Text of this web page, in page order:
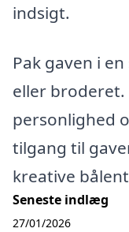
indsigt.
Pak gaven i
eller broderet.
personlighed
tilgang til
kreative
Seneste indlæg
27/01/2026